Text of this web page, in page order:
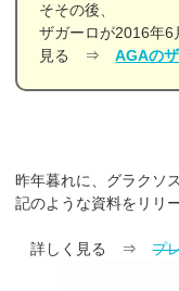
そその後、
ザガーロが2016年
見る ⇒AGAの
昨年暮れに、グラクソ
記のような資料をリリ
詳しく見る ⇒プ